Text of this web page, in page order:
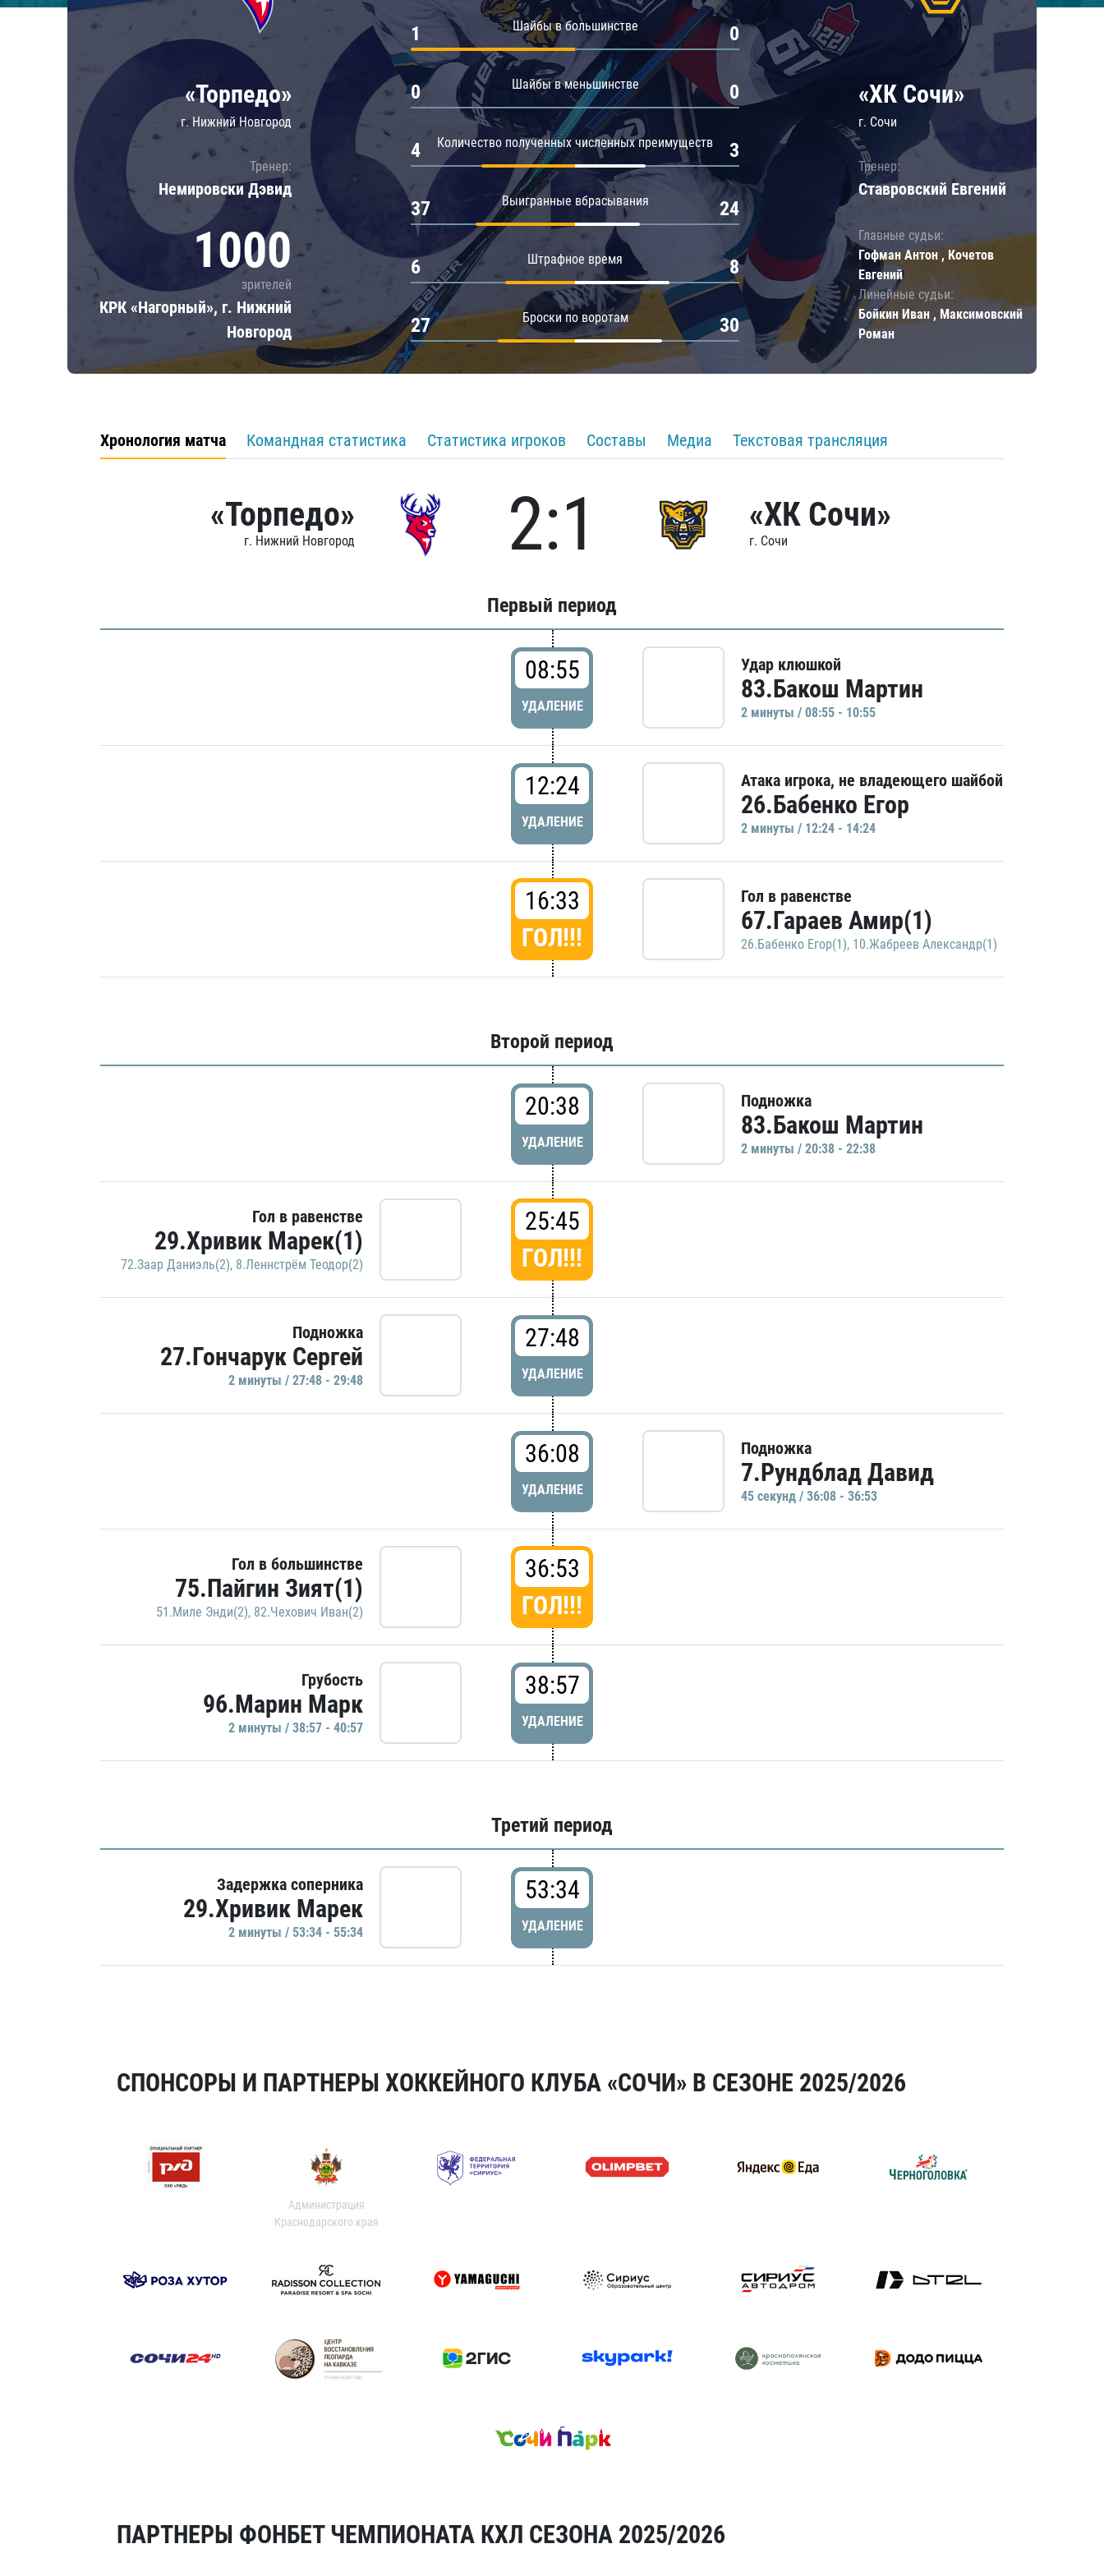
Локомотив
Северсталь
Шанхайские Драконы
Салават Юлаев
Сибирь
«Торпедо»
г. Нижний Новгород
Тренер:
Немировски Дэвид
1000
зрителей
КРК «Нагорный», г. Нижний
Новгород
Шайбы в большинстве
1 0
Шайбы в меньшинстве
0 0
Количество полученных численных преимуществ
4 3
Выигранные вбрасывания
37 24
Штрафное время
6 8
Броски по воротам
27 30
«ХК Сочи»
г. Сочи
Тренер:
Ставровский Евгений
Главные судьи:
Гофман Антон , Кочетов
Евгений
Линейные судьи:
Бойкин Иван , Максимовский
Роман
Хронология матча Командная статистика Статистика игроков Составы Медиа Текстовая трансляция
«Торпедо»
г. Нижний Новгород 2:1 «ХК Сочи»
г. Сочи
Первый период
08:55
УДАЛЕНИЕ
Удар клюшкой
83.Бакош Мартин
2 минуты / 08:55 - 10:55
12:24
УДАЛЕНИЕ
Атака игрока, не владеющего шайбой
26.Бабенко Егор
2 минуты / 12:24 - 14:24
16:33
ГОЛ!!!
Гол в равенстве
67.Гараев Амир(1)
26.Бабенко Егор(1), 10.Жабреев Александр(1)
Второй период
20:38
УДАЛЕНИЕ
Подножка
83.Бакош Мартин
2 минуты / 20:38 - 22:38
Гол в равенстве
29.Хривик Марек(1)
72.Заар Даниэль(2), 8.Леннстрём Теодор(2)
25:45
ГОЛ!!!
Подножка
27.Гончарук Сергей
2 минуты / 27:48 - 29:48
27:48
УДАЛЕНИЕ
36:08
УДАЛЕНИЕ
Подножка
7.Рундблад Давид
45 секунд / 36:08 - 36:53
Гол в большинстве
75.Пайгин Зият(1)
51.Миле Энди(2), 82.Чехович Иван(2)
36:53
ГОЛ!!!
Грубость
96.Марин Марк
2 минуты / 38:57 - 40:57
38:57
УДАЛЕНИЕ
Третий период
Задержка соперника
29.Хривик Марек
2 минуты / 53:34 - 55:34
53:34
УДАЛЕНИЕ
СПОНСОРЫ И ПАРТНЕРЫ ХОККЕЙНОГО КЛУБА «СОЧИ» В СЕЗОНЕ 2025/2026
Администрация
Краснодарского края
ПАРТНЕРЫ ФОНБЕТ ЧЕМПИОНАТА КХЛ СЕЗОНА 2025/2026